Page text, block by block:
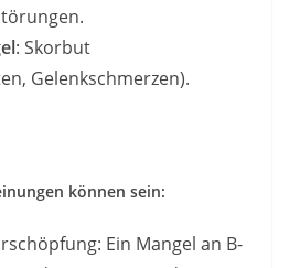
: Skorbut
Gelenkschmerzen).
können sein:
Ein Mangel an B-